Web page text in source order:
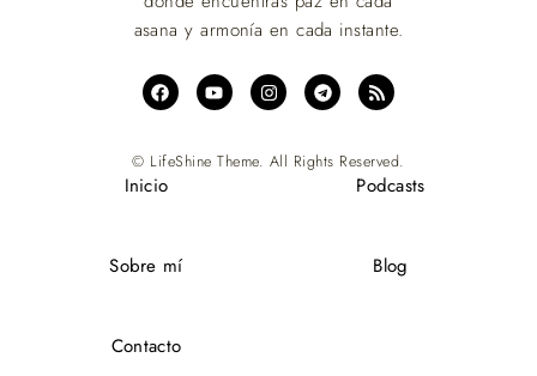
Inicio
Sobre mí
Podcasts
Blog